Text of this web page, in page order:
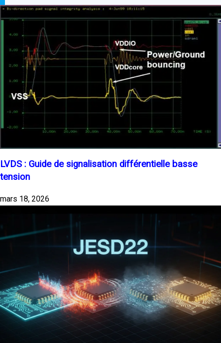
LVDS : Guide de signalisation différentielle basse
tension
mars 18, 2026